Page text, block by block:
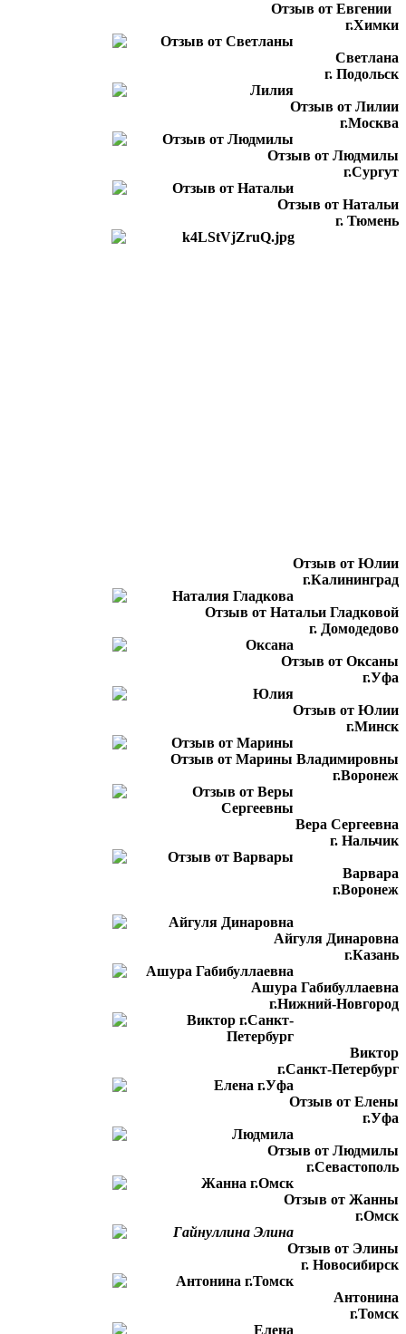
Отзыв от Евгении
г.Химки
Светлана
г. Подольск
Отзыв от Лилии
г.Москва
Отзыв от Людмилы
г.Сургут
Отзыв от Натальи
г. Тюмень
Отзыв от Юлии
г.Калининград
Отзыв от Натальи Гладковой
г. Домодедово
Отзыв от Оксаны
г.Уфа
Отзыв от Юлии
г.Минск
Отзыв от Марины Владимировны
г.Воронеж
Вера Сергеевна
г. Нальчик
Варвара
г.Воронеж
Айгуля Динаровна
г.Казань
Ашура Габибуллаевна
г.Нижний-Новгород
Виктор
г.Санкт-Петербург
Отзыв от Елены
г.Уфа
Отзыв от Людмилы
г.Севастополь
Отзыв от Жанны
г.Омск
Отзыв от Элины
г. Новосибирск
Антонина
г.Томск